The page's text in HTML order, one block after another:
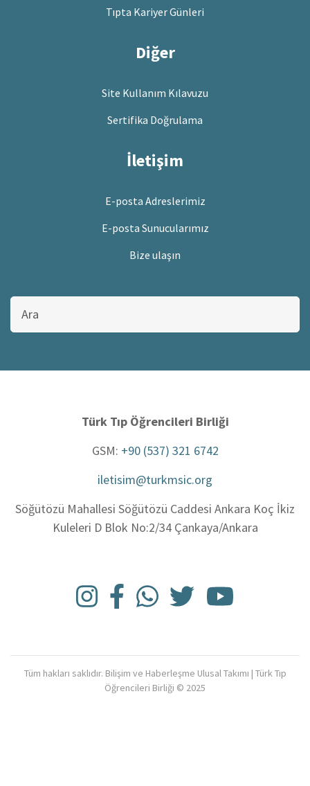
Tıpta Kariyer Günleri
Diğer
Site Kullanım Kılavuzu
Sertifika Doğrulama
İletişim
E-posta Adreslerimiz
E-posta Sunucularımız
Bize ulaşın
Bu
sitede
ara
Türk Tıp Öğrencileri Birliği
GSM: +90 (537) 321 6742
iletisim@turkmsic.org
Söğütözü Mahallesi Söğütözü Caddesi Ankara Koç İkiz
Kuleleri D Blok No:2/34 Çankaya/Ankara
Tüm hakları saklıdır. Bilişim ve Haberleşme Ulusal Takımı | Türk Tıp
Öğrencileri Birliği © 2025